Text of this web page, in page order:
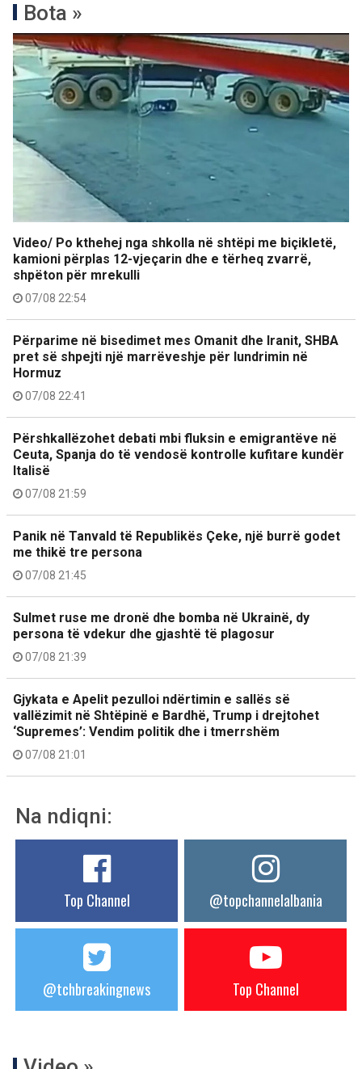
Bota »
Video/ Po kthehej nga shkolla në shtëpi me biçikletë,
kamioni përplas 12-vjeçarin dhe e tërheq zvarrë,
shpëton për mrekulli
07/08 22:54
Përparime në bisedimet mes Omanit dhe Iranit, SHBA
pret së shpejti një marrëveshje për lundrimin në
Hormuz
07/08 22:41
Përshkallëzohet debati mbi fluksin e emigrantëve në
Ceuta, Spanja do të vendosë kontrolle kufitare kundër
Italisë
07/08 21:59
Panik në Tanvald të Republikës Çeke, një burrë godet
me thikë tre persona
07/08 21:45
Sulmet ruse me dronë dhe bomba në Ukrainë, dy
persona të vdekur dhe gjashtë të plagosur
07/08 21:39
Gjykata e Apelit pezulloi ndërtimin e sallës së
vallëzimit në Shtëpinë e Bardhë, Trump i drejtohet
‘Supremes’: Vendim politik dhe i tmerrshëm
07/08 21:01
Na ndiqni:
Top Channel @topchannelalbania
@tchbreakingnews Top Channel